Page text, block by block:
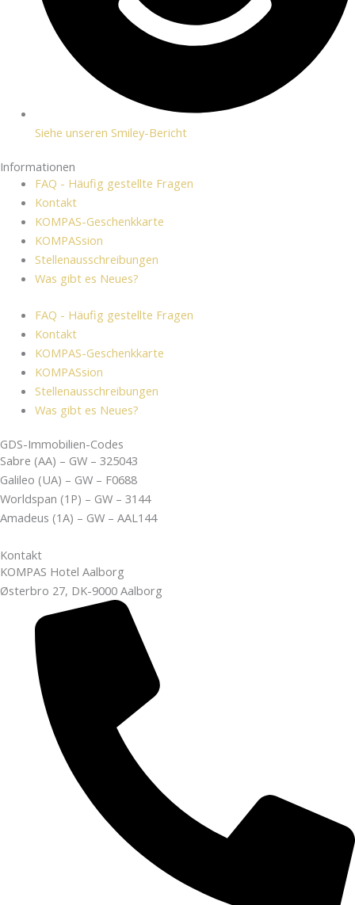
Siehe unseren Smiley-Bericht
Informationen
FAQ - Häufig gestellte Fragen
Kontakt
KOMPAS-Geschenkkarte
KOMPASsion
Stellenausschreibungen
Was gibt es Neues?
FAQ - Häufig gestellte Fragen
Kontakt
KOMPAS-Geschenkkarte
KOMPASsion
Stellenausschreibungen
Was gibt es Neues?
GDS-Immobilien-Codes
Sabre (AA) – GW – 325043
Galileo (UA) – GW – F0688
Worldspan (1P) – GW – 3144
Amadeus (1A) – GW – AAL144
Kontakt
KOMPAS Hotel Aalborg
Østerbro 27, DK-9000 Aalborg